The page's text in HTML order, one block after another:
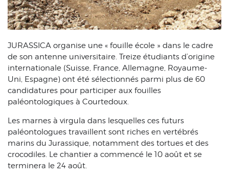
JURASSICA organise une « fouille école » dans le cadre
de son antenne universitaire. Treize étudiants d’origine
internationale (Suisse, France, Allemagne, Royaume-
Uni, Espagne) ont été sélectionnés parmi plus de 60
candidatures pour participer aux fouilles
paléontologiques à Courtedoux.
Les marnes à virgula dans lesquelles ces futurs
paléontologues travaillent sont riches en vertébrés
marins du Jurassique, notamment des tortues et des
crocodiles. Le chantier a commencé le 10 août et se
terminera le 24 août.